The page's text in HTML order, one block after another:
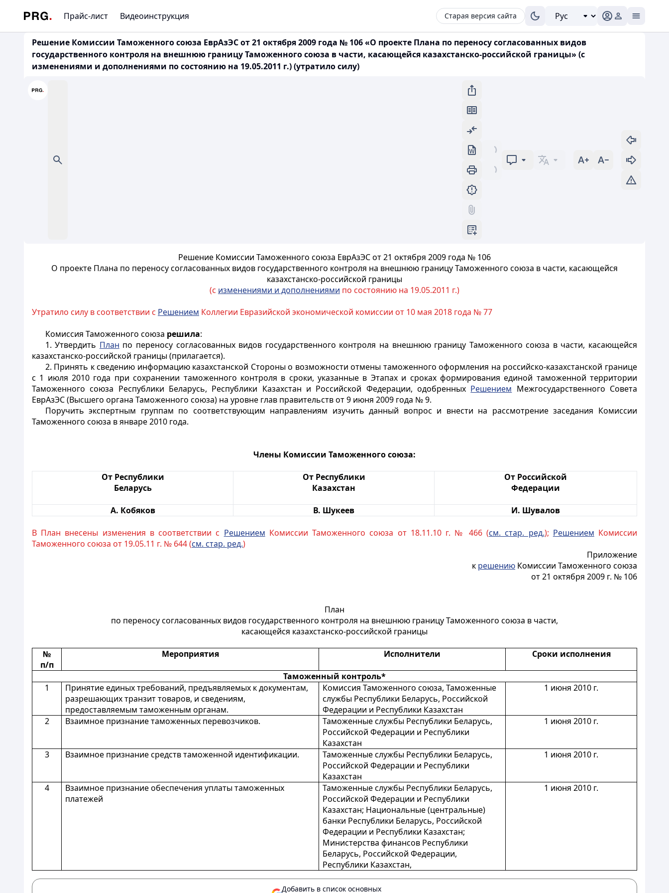
Прайс-лист Видеоинструкция Старая версия сайта
Решение Комиссии Таможенного союза ЕврАзЭС от 21 октября 2009 года № 106 «О проекте Плана по переносу согласованных видов
государственного контроля на внешнюю границу Таможенного союза в части, касающейся казахстанско-российской границы» (с
изменениями и дополнениями по состоянию на 19.05.2011 г.) (утратило силу)
Решение Комиссии Таможенного союза ЕврАзЭС от 21 октября 2009 года № 106
О проекте Плана по переносу согласованных видов государственного контроля на внешнюю границу Таможенного союза в части, касающейся
казахстанско-российской границы
(с изменениями и дополнениями по состоянию на 19.05.2011 г.)
Утратило силу в соответствии с Решением Коллегии Евразийской экономической комиссии от 10 мая 2018 года № 77
Комиссия Таможенного союза решила:
1. Утвердить План по переносу согласованных видов государственного контроля на внешнюю границу Таможенного союза в части, касающейся
казахстанско-российской границы (прилагается).
2. Принять к сведению информацию казахстанской Стороны о возможности отмены таможенного оформления на российско-казахстанской границе
с 1 июля 2010 года при сохранении таможенного контроля в сроки, указанные в Этапах и сроках формирования единой таможенной территории
Таможенного союза Республики Беларусь, Республики Казахстан и Российской Федерации, одобренных Решением Межгосударственного Совета
ЕврАзЭС (Высшего органа Таможенного союза) на уровне глав правительств от 9 июня 2009 года № 9.
Поручить экспертным группам по соответствующим направлениям изучить данный вопрос и внести на рассмотрение заседания Комиссии
Таможенного союза в январе 2010 года.
Члены Комиссии Таможенного союза:
От Республики
Беларусь
От Республики
Казахстан
От Российской
Федерации
А. Кобяков В. Шукеев И. Шувалов
В План внесены изменения в соответствии с Решением Комиссии Таможенного союза от 18.11.10 г. № 466 (см. стар. ред.); Решением Комиссии
Таможенного союза от 19.05.11 г. № 644 (см. стар. ред.)
Приложение
к решению Комиссии Таможенного союза
от 21 октября 2009 г. № 106
План
по переносу согласованных видов государственного контроля на внешнюю границу Таможенного союза в части,
касающейся казахстанско-российской границы
№
п/п
Мероприятия Исполнители Сроки исполнения
Таможенный контроль*
1
Принятие единых требований, предъявляемых к документам,
разрешающих транзит товаров, и сведениям,
предоставляемым таможенным органам.
Комиссия Таможенного союза, Таможенные
службы Республики Беларусь, Российской
Федерации и Республики Казахстан
1 июня 2010 г.
2 Взаимное признание таможенных перевозчиков.
Таможенные службы Республики Беларусь,
Российской Федерации и Республики
Казахстан
1 июня 2010 г.
3 Взаимное признание средств таможенной идентификации.
Таможенные службы Республики Беларусь,
Российской Федерации и Республики
Казахстан
1 июня 2010 г.
4
Взаимное признание обеспечения уплаты таможенных
платежей
Таможенные службы Республики Беларусь,
Российской Федерации и Республики
Казахстан; Национальные (центральные)
банки Республики Беларусь, Российской
Федерации и Республики Казахстан;
Министерства финансов Республики
Беларусь, Российской Федерации,
Республики Казахстан,
1 июня 2010 г.
Добавить в список основных